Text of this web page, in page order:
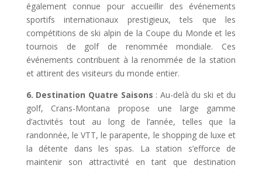
également connue pour accueillir des événements
sportifs internationaux prestigieux, tels que les
compétitions de ski alpin de la Coupe du Monde et les
tournois de golf de renommée mondiale. Ces
événements contribuent à la renommée de la station
et attirent des visiteurs du monde entier.
6. Destination Quatre Saisons : Au-delà du ski et du
golf, Crans-Montana propose une large gamme
d’activités tout au long de l’année, telles que la
randonnée, le VTT, le parapente, le shopping de luxe et
la détente dans les spas. La station s’efforce de
maintenir son attractivité en tant que destination